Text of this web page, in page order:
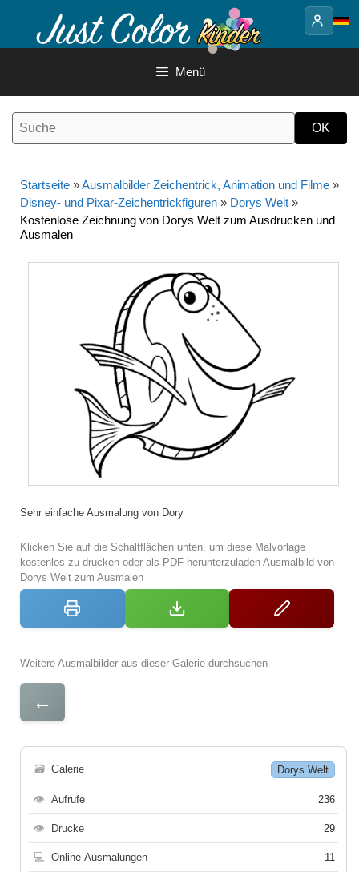
Inhalt
Menü
Startseite »Ausmalbilder Zeichentrick, Animation und Filme »
Disney- und Pixar-Zeichentrickfiguren » Dorys Welt »
Kostenlose Zeichnung von Dorys Welt zum Ausdrucken und
Ausmalen
Sehr einfache Ausmalung von Dory
Klicken Sie auf die Schaltflächen unten, um diese Malvorlage
kostenlos zu drucken oder als PDF herunterzuladen Ausmalbild von
Dorys Welt zum Ausmalen
Weitere Ausmalbilder aus dieser Galerie durchsuchen
←
🗃 Galerie Dorys Welt
👁 Aufrufe 236
👁 Drucke 29
💻 Online-Ausmalungen 11